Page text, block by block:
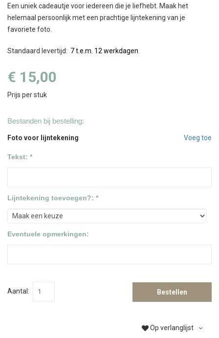
Een uniek cadeautje voor iedereen die je liefhebt. Maak het
helemaal persoonlijk met een prachtige lijntekening van je
favoriete foto.
Standaard levertijd: 7 t.e.m. 12 werkdagen
€ 15,00
Prijs per stuk
Bestanden bij bestelling:
Foto voor lijntekening Voeg toe
Tekst: *
Lijntekening toevoegen?: *
Eventuele opmerkingen:
Aantal: Bestellen
Op verlanglijst